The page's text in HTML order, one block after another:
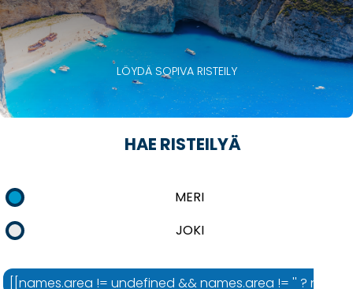
LÖYDÄ SOPIVA RISTEILY
HAE RISTEILYÄ
MERI
JOKI
[[names.area != undefined && names.area != '' ?